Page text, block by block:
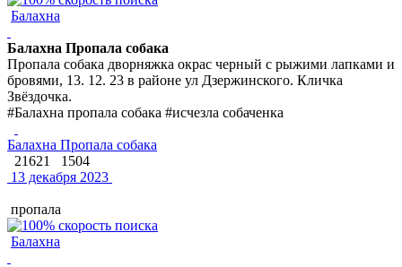
Балахна
Балахна Пропала собака
Пропала собака дворняжка окрас черный с рыжими лапками и
бровями, 13. 12. 23 в районе ул Дзержинского. Кличка
Звёздочка.
#Балахна пропала собака #исчезла собаченка
Балахна Пропала собака
21621
1504
13 декабря 2023
пропала
Балахна